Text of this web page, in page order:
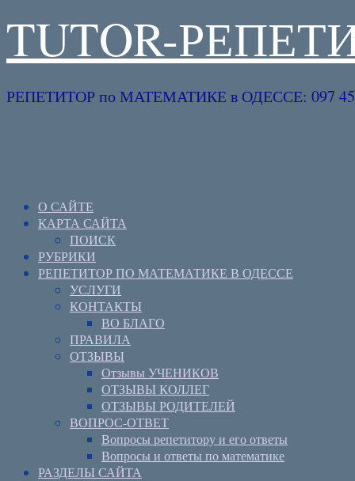
TUTOR-
РЕПЕТИТОР по МАТЕМАТИКЕ в ОДЕССЕ: 097 45
О САЙТЕ
КАРТА САЙТА
ПОИСК
РУБРИКИ
РЕПЕТИТОР ПО МАТЕМАТИКЕ В ОДЕССЕ
УСЛУГИ
КОНТАКТЫ
ВО БЛАГО
ПРАВИЛА
ОТЗЫВЫ
Отзывы УЧЕНИКОВ
ОТЗЫВЫ КОЛЛЕГ
ОТЗЫВЫ РОДИТЕЛЕЙ
ВОПРОС-ОТВЕТ
Вопросы репетитору и его ответы
Вопросы и ответы по математике
РАЗДЕЛЫ САЙТА